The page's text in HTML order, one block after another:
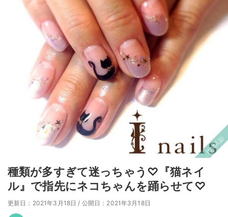
種類が多すぎて迷っちゃう♡『猫ネイ
ル』で指先にネコちゃんを踊らせて♡
更新日：2021年3月18日 / 公開日：2021年3月18日